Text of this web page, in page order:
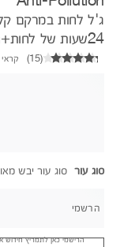
ג'ל לחות במרקם
24שעות של לחות+הגנה מפני זיהום אוויר
(
15
)
סוג עור סוג עור יבש
הרשמי
הרישמי כאן לתמריץ חידוש